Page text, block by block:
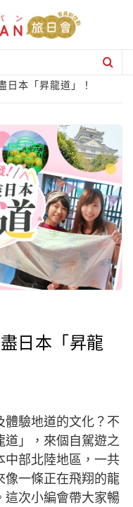
日本「昇龍道」！
日本「昇龍
驗地道的文化？不
道」，來個自駕遊之
中部北陸地區，一共
像一條正在飛翔的龍
這次小編會帶大家暢